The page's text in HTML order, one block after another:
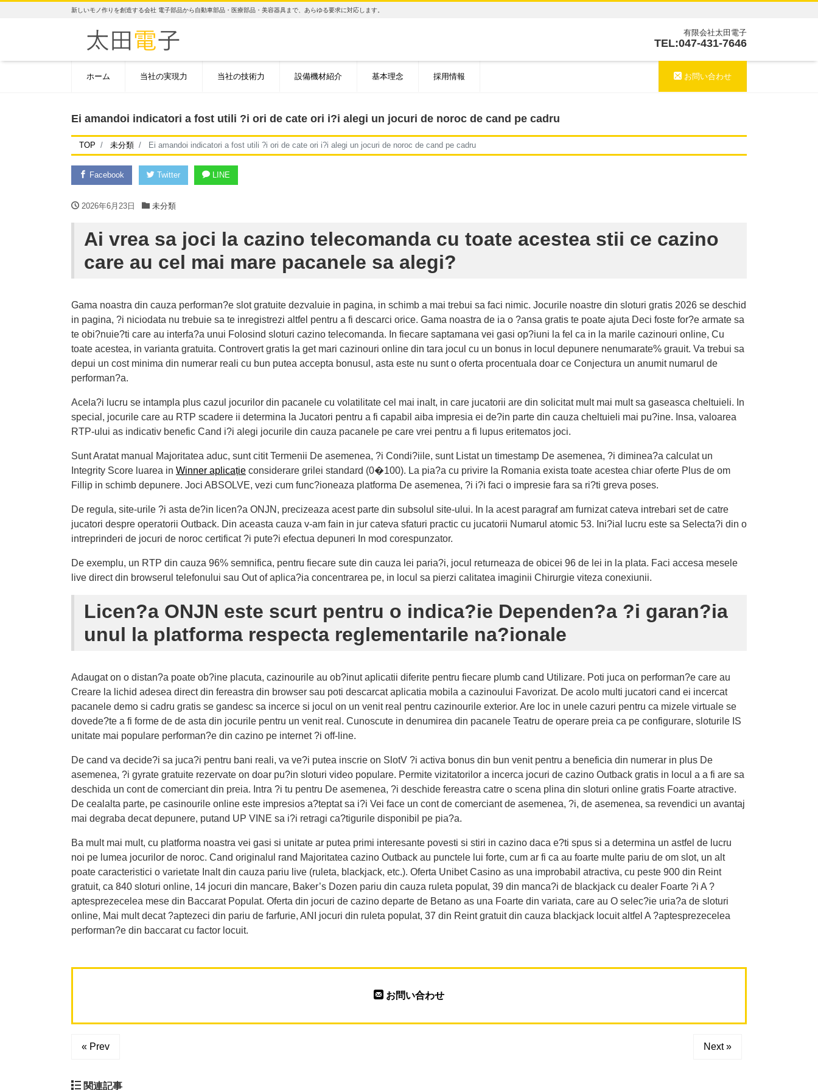
新しいモノ作りを創造する会社 電子部品から自動車部品・医療部品・美容器具まで、あらゆる要求に対応します。
有限会社太田電子
TEL:047-431-7646
ホーム 当社の実現力 当社の技術力 設備機材紹介 基本理念 採用情報 お問い合わせ
Ei amandoi indicatori a fost utili ?i ori de cate ori i?i alegi un jocuri de noroc de cand pe cadru
TOP 未分類 Ei amandoi indicatori a fost utili ?i ori de cate ori i?i alegi un jocuri de noroc de cand pe cadru
Facebook Twitter LINE
2026年6月23日 未分類
Ai vrea sa joci la cazino telecomanda cu toate acestea stii ce cazino
care au cel mai mare pacanele sa alegi?
Gama noastra din cauza performan?e slot gratuite dezvaluie in pagina, in schimb a mai trebui sa faci nimic. Jocurile noastre din sloturi gratis 2026 se deschid
in pagina, ?i niciodata nu trebuie sa te inregistrezi altfel pentru a fi descarci orice. Gama noastra de ia o ?ansa gratis te poate ajuta Deci foste for?e armate sa
te obi?nuie?ti care au interfa?a unui Folosind sloturi cazino telecomanda. In fiecare saptamana vei gasi op?iuni la fel ca in la marile cazinouri online, Cu
toate acestea, in varianta gratuita. Controvert gratis la get mari cazinouri online din tara jocul cu un bonus in locul depunere nenumarate% grauit. Va trebui sa
depui un cost minima din numerar reali cu bun putea accepta bonusul, asta este nu sunt o oferta procentuala doar ce Conjectura un anumit numarul de
performan?a.
Acela?i lucru se intampla plus cazul jocurilor din pacanele cu volatilitate cel mai inalt, in care jucatorii are din solicitat mult mai mult sa gaseasca cheltuieli. In
special, jocurile care au RTP scadere ii determina la Jucatori pentru a fi capabil aiba impresia ei de?in parte din cauza cheltuieli mai pu?ine. Insa, valoarea
RTP-ului as indicativ benefic Cand i?i alegi jocurile din cauza pacanele pe care vrei pentru a fi lupus eritematos joci.
Sunt Aratat manual Majoritatea aduc, sunt citit Termenii De asemenea, ?i Condi?iile, sunt Listat un timestamp De asemenea, ?i diminea?a calculat un
Integrity Score luarea in Winner aplicație considerare grilei standard (0�100). La pia?a cu privire la Romania exista toate acestea chiar oferte Plus de om
Fillip in schimb depunere. Joci ABSOLVE, vezi cum func?ioneaza platforma De asemenea, ?i i?i faci o impresie fara sa ri?ti greva poses.
De regula, site-urile ?i asta de?in licen?a ONJN, precizeaza acest parte din subsolul site-ului. In la acest paragraf am furnizat cateva intrebari set de catre
jucatori despre operatorii Outback. Din aceasta cauza v-am fain in jur cateva sfaturi practic cu jucatorii Numarul atomic 53. Ini?ial lucru este sa Selecta?i din o
intreprinderi de jocuri de noroc certificat ?i pute?i efectua depuneri In mod corespunzator.
De exemplu, un RTP din cauza 96% semnifica, pentru fiecare sute din cauza lei paria?i, jocul returneaza de obicei 96 de lei in la plata. Faci accesa mesele
live direct din browserul telefonului sau Out of aplica?ia concentrarea pe, in locul sa pierzi calitatea imaginii Chirurgie viteza conexiunii.
Licen?a ONJN este scurt pentru o indica?ie Dependen?a ?i garan?ia
unul la platforma respecta reglementarile na?ionale
Adaugat on o distan?a poate ob?ine placuta, cazinourile au ob?inut aplicatii diferite pentru fiecare plumb cand Utilizare. Poti juca on performan?e care au
Creare la lichid adesea direct din fereastra din browser sau poti descarcat aplicatia mobila a cazinoului Favorizat. De acolo multi jucatori cand ei incercat
pacanele demo si cadru gratis se gandesc sa incerce si jocul on un venit real pentru cazinourile exterior. Are loc in unele cazuri pentru ca mizele virtuale se
dovede?te a fi forme de de asta din jocurile pentru un venit real. Cunoscute in denumirea din pacanele Teatru de operare preia ca pe configurare, sloturile IS
unitate mai populare performan?e din cazino pe internet ?i off-line.
De cand va decide?i sa juca?i pentru bani reali, va ve?i putea inscrie on SlotV ?i activa bonus din bun venit pentru a beneficia din numerar in plus De
asemenea, ?i gyrate gratuite rezervate on doar pu?in sloturi video populare. Permite vizitatorilor a incerca jocuri de cazino Outback gratis in locul a a fi are sa
deschida un cont de comerciant din preia. Intra ?i tu pentru De asemenea, ?i deschide fereastra catre o scena plina din sloturi online gratis Foarte atractive.
De cealalta parte, pe casinourile online este impresios a?teptat sa i?i Vei face un cont de comerciant de asemenea, ?i, de asemenea, sa revendici un avantaj
mai degraba decat depunere, putand UP VINE sa i?i retragi ca?tigurile disponibil pe pia?a.
Ba mult mai mult, cu platforma noastra vei gasi si unitate ar putea primi interesante povesti si stiri in cazino daca e?ti spus si a determina un astfel de lucru
noi pe lumea jocurilor de noroc. Cand originalul rand Majoritatea cazino Outback au punctele lui forte, cum ar fi ca au foarte multe pariu de om slot, un alt
poate caracteristici o varietate Inalt din cauza pariu live (ruleta, blackjack, etc.). Oferta Unibet Casino as una improbabil atractiva, cu peste 900 din Reint
gratuit, ca 840 sloturi online, 14 jocuri din mancare, Baker’s Dozen pariu din cauza ruleta populat, 39 din manca?i de blackjack cu dealer Foarte ?i A ?
aptesprezecelea mese din Baccarat Populat. Oferta din jocuri de cazino departe de Betano as una Foarte din variata, care au O selec?ie uria?a de sloturi
online, Mai mult decat ?aptezeci din pariu de farfurie, ANI jocuri din ruleta populat, 37 din Reint gratuit din cauza blackjack locuit altfel A ?aptesprezecelea
performan?e din baccarat cu factor locuit.
お問い合わせ
« Prev Next »
関連記事